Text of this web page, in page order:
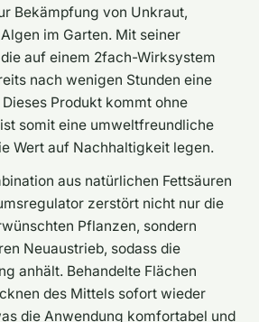
Bekämpfung von Unkraut,
im Garten. Mit seiner
auf einem 2fach-Wirksystem
nach wenigen Stunden eine
Produkt kommt ohne
somit eine umweltfreundliche
Wert auf Nachhaltigkeit legen.
aus natürlichen Fettsäuren
zerstört nicht nur die
Pflanzen, sondern
Neuaustrieb, sodass die
anhält. Behandelte Flächen
des Mittels sofort wieder
die Anwendung komfortabel und